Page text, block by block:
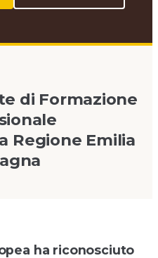
di Formazione
Regione Emilia
ha riconosciuto